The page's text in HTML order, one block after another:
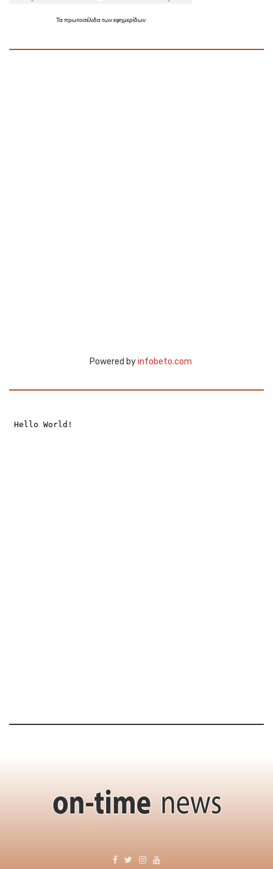
Ταπρωτοσέλιδατωνεφημερίδων
Powered byinfobeto.com